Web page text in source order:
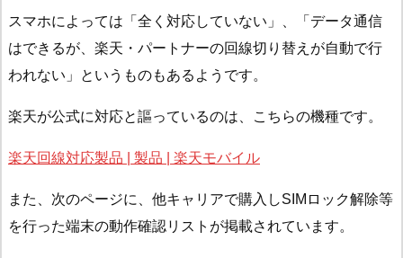
スマホによっては「全く対応していない」、「データ通信
はできるが、楽天・パートナーの回線切り替えが自動で行
われない」というものもあるようです。
楽天が公式に対応と謳っているのは、こちらの機種です。
楽天回線対応製品 | 製品 | 楽天モバイル
また、次のページに、他キャリアで購入しSIMロック解除等
を行った端末の動作確認リストが掲載されています。